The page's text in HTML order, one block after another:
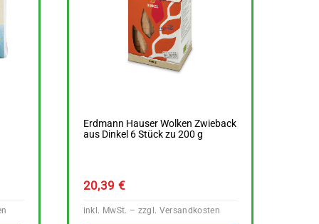
Erdmann Hauser Wolken Zwieback
aus Dinkel 6 Stück zu 200 g
20,39 €